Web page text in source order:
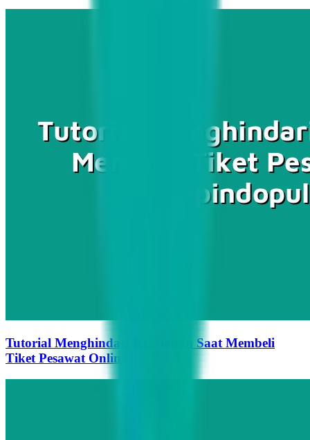
Tutorial Menghindari Kesalahan Saat Membeli
Tiket Pesawat Online